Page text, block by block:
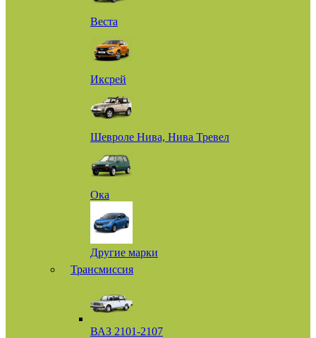
Веста
Иксрей
Шевроле Нива, Нива Тревел
Ока
Другие марки
Трансмиссия
ВАЗ 2101-2107